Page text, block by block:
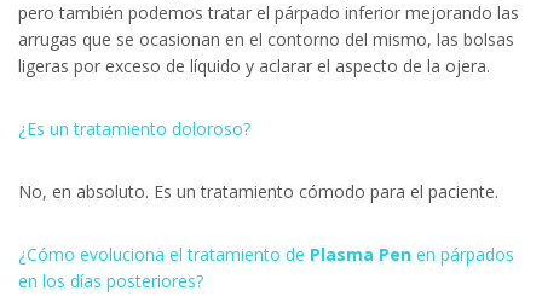
pero también podemos tratar el párpado inferior mejorando las
arrugas que se ocasionan en el contorno del mismo, las bolsas
ligeras por exceso de líquido y aclarar el aspecto de la ojera.
¿Es un tratamiento doloroso?
No, en absoluto. Es un tratamiento cómodo para el paciente.
¿Cómo evoluciona el tratamiento de Plasma Pen en párpados
en los días posteriores?